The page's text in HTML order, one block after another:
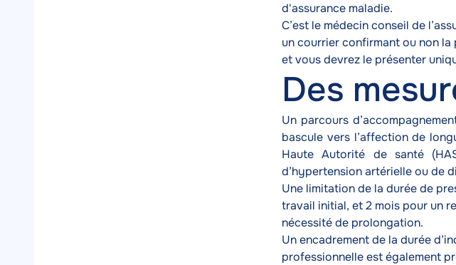
d'assurance maladie.
C’est le médecin conseil de
un courrier confirmant ou non la
et vous devrez le présenter
Des
Un parcours
bascule vers l’affection de
Haute Autorité de santé
d’hypertension artérielle ou de
Une limitation de la durée de
travail initial, et 2 mois pour un
nécessité de prolongation.
Un encadrement de la durée
professionnelle est également